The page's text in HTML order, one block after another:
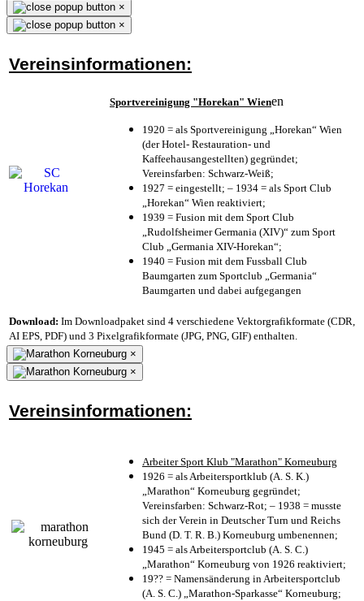
×
×
Vereinsinformationen:
Sportvereinigung "Horekan" Wienen
1920 = als Sportvereinigung „Horekan“ Wien
(der Hotel- Restauration- und
Kaffeehausangestellten) gegründet;
Vereinsfarben: Schwarz-Weiß;
1927 = eingestellt; – 1934 = als Sport Club
„Horekan“ Wien reaktiviert;
1939 = Fusion mit dem Sport Club
„Rudolfsheimer Germania (XIV)“ zum Sport
Club „Germania XIV-Horekan“;
1940 = Fusion mit dem Fussball Club
Baumgarten zum Sportclub „Germania“
Baumgarten und dabei aufgegangen
Download: Im Downloadpaket sind 4 verschiedene Vektorgrafikformate (CDR,
AI EPS, PDF) und 3 Pixelgrafikformate (JPG, PNG, GIF) enthalten.
×
×
Vereinsinformationen:
Arbeiter Sport Klub "Marathon" Korneuburg
1926 = als Arbeitersportklub (A. S. K.)
„Marathon“ Korneuburg gegründet;
Vereinsfarben: Schwarz-Rot; – 1938 = musste
sich der Verein in Deutscher Turn und Reichs
Bund (D. T. R. B.) Korneuburg umbenennen;
1945 = als Arbeitersportclub (A. S. C.)
„Marathon“ Korneuburg von 1926 reaktiviert;
19?? = Namensänderung in Arbeitersportclub
(A. S. C.) „Marathon-Sparkasse“ Korneuburg;